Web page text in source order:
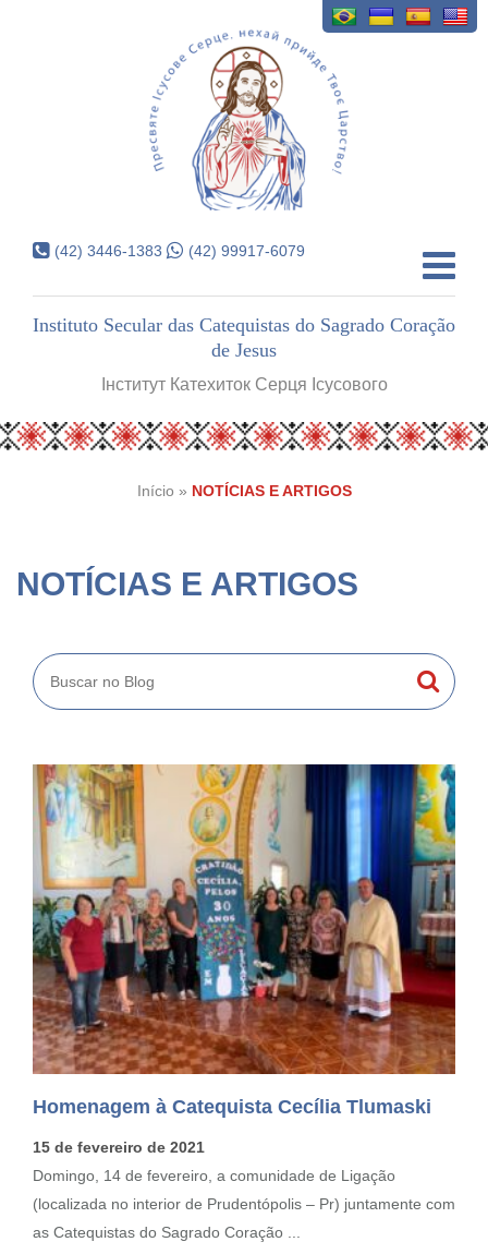
(42) 3446-1383 (42) 99917-6079
Instituto Secular das Catequistas do Sagrado Coração
de Jesus
Інститут Катехиток Серця Ісусового
Início » NOTÍCIAS E ARTIGOS
NOTÍCIAS E ARTIGOS
Homenagem à Catequista Cecília Tlumaski
15 de fevereiro de 2021
Domingo, 14 de fevereiro, a comunidade de Ligação
(localizada no interior de Prudentópolis – Pr) juntamente com
as Catequistas do Sagrado Coração ...